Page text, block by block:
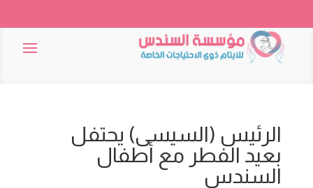
الرئيس (السيسى) يحتفل
بعيد الفطر مع أطفال
السندس